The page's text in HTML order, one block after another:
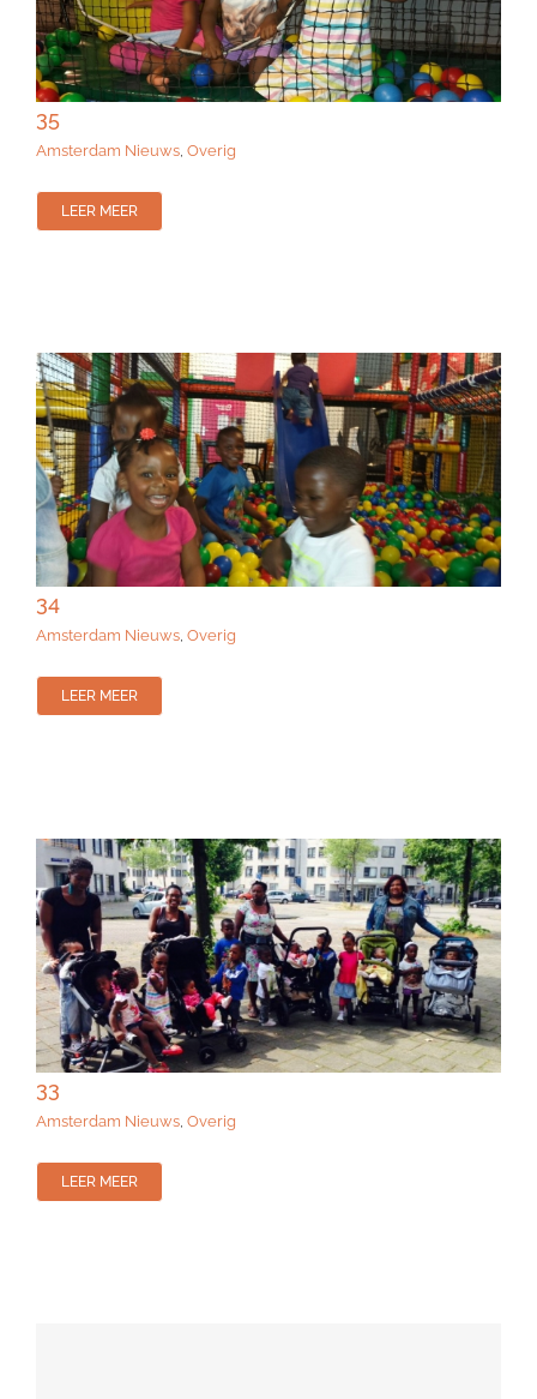
35
Amsterdam Nieuws, Overig
LEER MEER
34
Amsterdam Nieuws, Overig
LEER MEER
33
Amsterdam Nieuws, Overig
LEER MEER